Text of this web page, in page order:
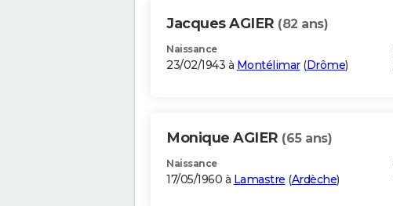
Jacques AGIER (82 ans)
Naissance
23/02/1943 à Montélimar(Drôme)
Monique AGIER (65 ans)
Naissance
17/05/1960 à Lamastre (Ardèche)